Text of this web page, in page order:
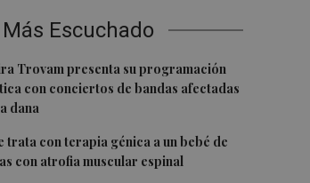
Más Escuchado
Trovam presenta su programación
con conciertos de bandas afectadas
dana
trata con terapia génica a un bebé de
con atrofia muscular espinal